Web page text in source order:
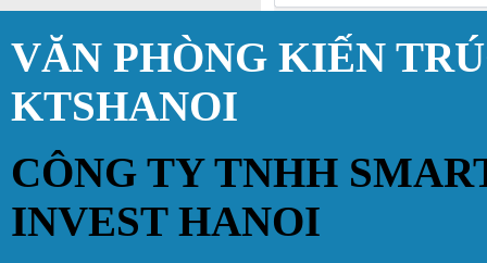
VĂN PHÒNG KIẾN
KTSHANOI
CÔNG TY TNHH
INVEST HANOI